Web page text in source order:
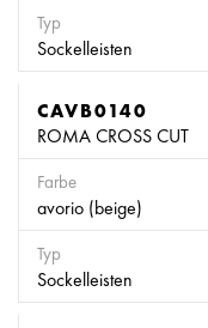
Typ
Sockelleisten
CAVB0140
ROMA CROSS CUT
Farbe
avorio (beige)
Typ
Sockelleisten